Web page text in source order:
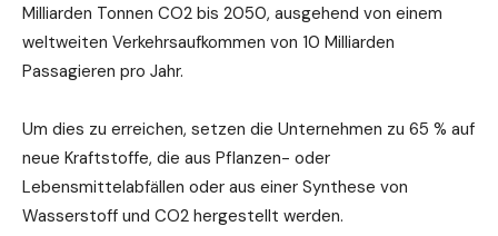
Milliarden Tonnen CO2 bis 2050, ausgehend von einem
weltweiten Verkehrsaufkommen von 10 Milliarden
Passagieren pro Jahr.
Um dies zu erreichen, setzen die Unternehmen zu 65 % auf
neue Kraftstoffe, die aus Pflanzen- oder
Lebensmittelabfällen oder aus einer Synthese von
Wasserstoff und CO2 hergestellt werden.